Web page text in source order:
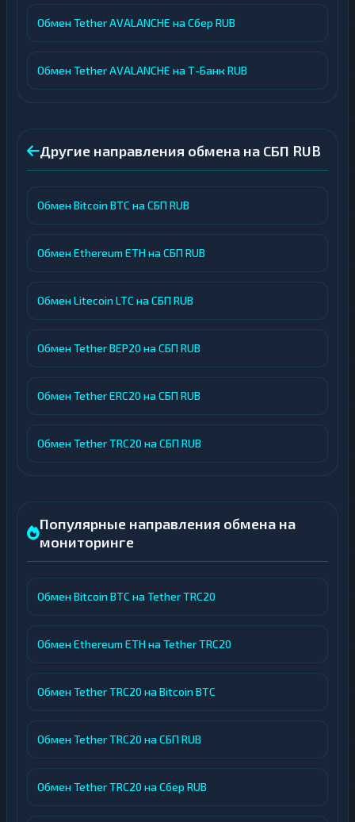
Обмен Tether AVALANCHE на Сбер RUB
Обмен Tether AVALANCHE на Т-Банк RUB
Другие направления обмена на СБП RUB
Обмен Bitcoin BTC на СБП RUB
Обмен Ethereum ETH на СБП RUB
Обмен Litecoin LTC на СБП RUB
Обмен Tether BEP20 на СБП RUB
Обмен Tether ERC20 на СБП RUB
Обмен Tether TRC20 на СБП RUB
Популярные направления обмена на
мониторинге
Обмен Bitcoin BTC на Tether TRC20
Обмен Ethereum ETH на Tether TRC20
Обмен Tether TRC20 на Bitcoin BTC
Обмен Tether TRC20 на СБП RUB
Обмен Tether TRC20 на Сбер RUB